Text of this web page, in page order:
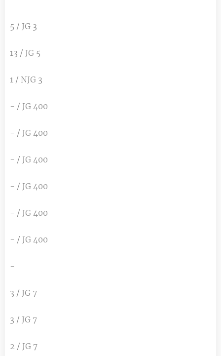
5 / JG 3
13 / JG 5
1 / NJG 3
- / JG 400
- / JG 400
- / JG 400
- / JG 400
- / JG 400
- / JG 400
-
3 / JG 7
3 / JG 7
2 / JG 7